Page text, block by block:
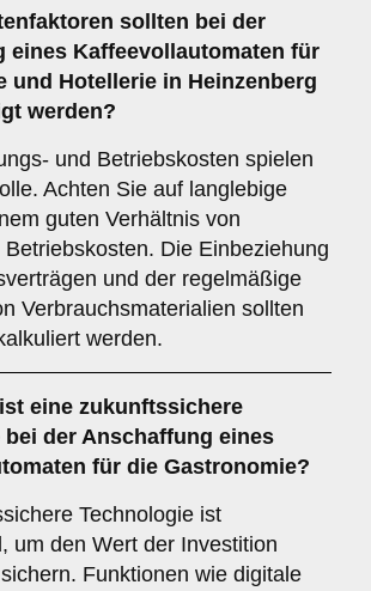
sollten bei der
eines Kaffeevollautomaten für
und Hotellerie in Heinzenberg
werden?
und Betriebskosten spielen
Achten Sie auf langlebige
guten Verhältnis von
Die Einbeziehung
und der regelmäßige
Verbrauchsmaterialien sollten
werden.
eine zukunftssichere
bei der Anschaffung eines
für die Gastronomie?
Technologie ist
um den Wert der Investition
Funktionen wie digitale